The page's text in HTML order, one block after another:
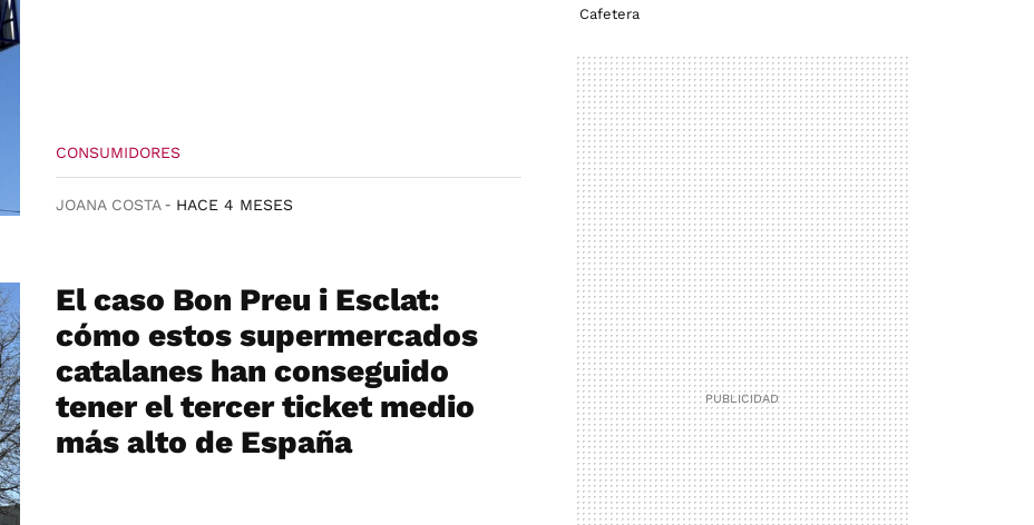
Cafetera
CONSUMIDORES
JOANA COSTA HACE 4 MESES
El caso Bon Preu i Esclat:
cómo estos supermercados
catalanes han conseguido
tener el tercer ticket medio
más alto de España